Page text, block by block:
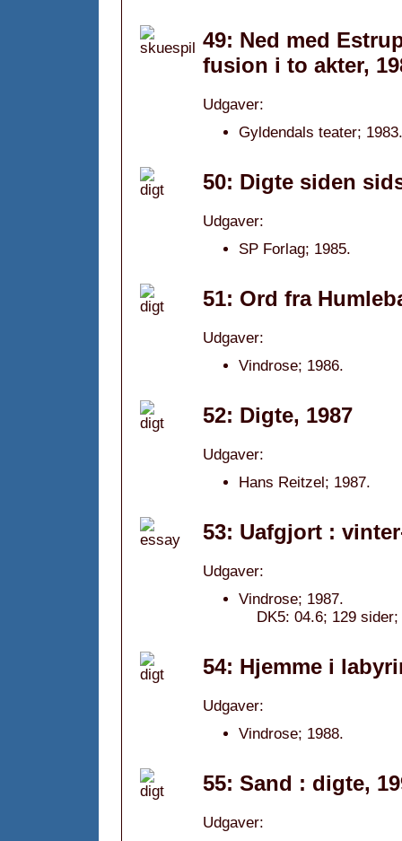
49: Ned med
fusion i to akter,
Udgaver:
Gyldendals teater; 1983.
50: Digte siden
Udgaver:
SP Forlag; 1985.
51: Ord fra
Udgaver:
Vindrose; 1986.
52: Digte, 1987
Udgaver:
Hans Reitzel; 1987.
53: Uafgjort :
Udgaver:
Vindrose; 1987.
DK5: 04.6; 129 sider;
54: Hjemme i
Udgaver:
Vindrose; 1988.
55: Sand : digte,
Udgaver: